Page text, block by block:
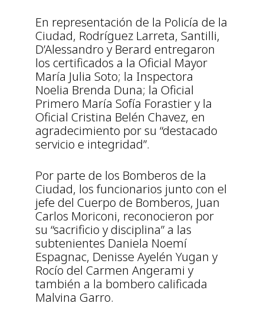
En representación de la Policía de la
Ciudad, Rodríguez Larreta, Santilli,
D’Alessandro y Berard entregaron
los certificados a la Oficial Mayor
María Julia Soto; la Inspectora
Noelia Brenda Duna; la Oficial
Primero María Sofía Forastier y la
Oficial Cristina Belén Chavez, en
agradecimiento por su “destacado
servicio e integridad”.
Por parte de los Bomberos de la
Ciudad, los funcionarios junto con el
jefe del Cuerpo de Bomberos, Juan
Carlos Moriconi, reconocieron por
su “sacrificio y disciplina” a las
subtenientes Daniela Noemí
Espagnac, Denisse Ayelén Yugan y
Rocío del Carmen Angerami y
también a la bombero calificada
Malvina Garro.